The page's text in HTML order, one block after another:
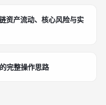
资产流动、核心风险与实
完整操作思路